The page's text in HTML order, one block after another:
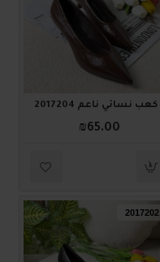
كعب نسائي ناعم 2017204
₪65.00
2017202